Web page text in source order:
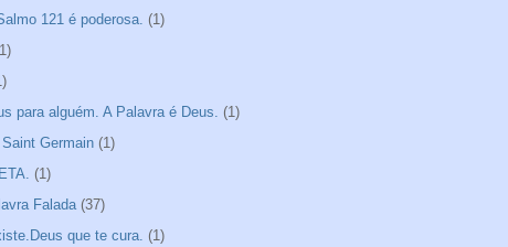
121 é poderosa. (1)
para alguém. A Palavra é Deus. (1)
Germain (1)
(1)
Falada (37)
que te cura. (1)